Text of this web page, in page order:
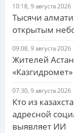
10:18, 9 августа 2026
Тысячи
открытым
09:08, 9 августа 2026
Жителей
«Казгидромет»
07:30, 9 августа 2026
Кто из
адресной
выявляет ИИ